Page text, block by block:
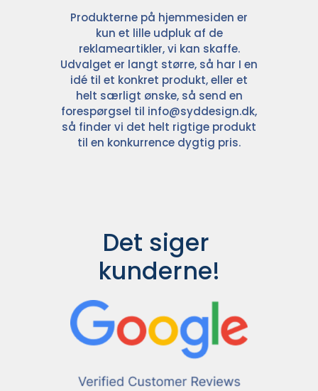
Produkterne på hjemmesiden er
kun et lille udpluk af de
reklameartikler, vi kan skaffe.
Udvalget er langt større, så har I en
idé til et konkret produkt, eller et
helt særligt ønske, så send en
forespørgsel til info@syddesign.dk,
så finder vi det helt rigtige produkt
til en konkurrence dygtig pris.
Det siger
kunderne!